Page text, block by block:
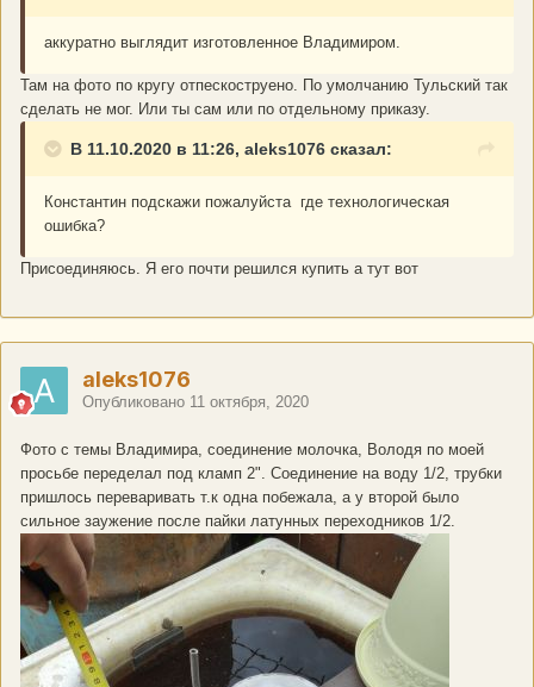
аккуратно выглядит изготовленное Владимиром.
Там на фото по кругу отпескоструено. По умолчанию Тульский так
сделать не мог. Или ты сам или по отдельному приказу.
В 11.10.2020 в 11:26, aleks1076 сказал:
Константин подскажи пожалуйста где технологическая
ошибка?
Присоединяюсь. Я его почти решился купить а тут вот
aleks1076
Опубликовано 11 октября, 2020
Фото с темы Владимира, соединение молочка, Володя по моей
просьбе переделал под кламп 2". Соединение на воду 1/2, трубки
пришлось переваривать т.к одна побежала, а у второй было
сильное заужение после пайки латунных переходников 1/2.